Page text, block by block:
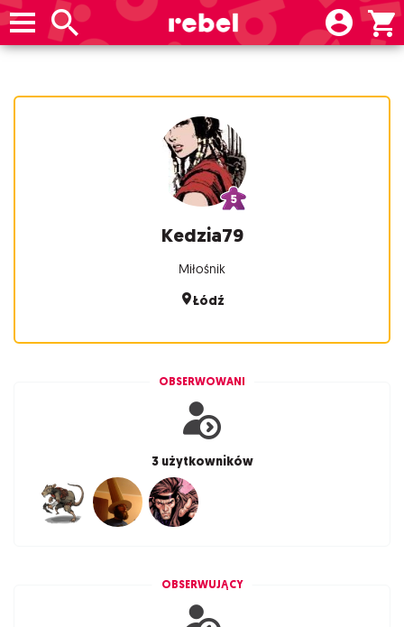
Kedzia79
Miłośnik
Łódź
OBSERWOWANI
3 użytkowników
OBSERWUJĄCY